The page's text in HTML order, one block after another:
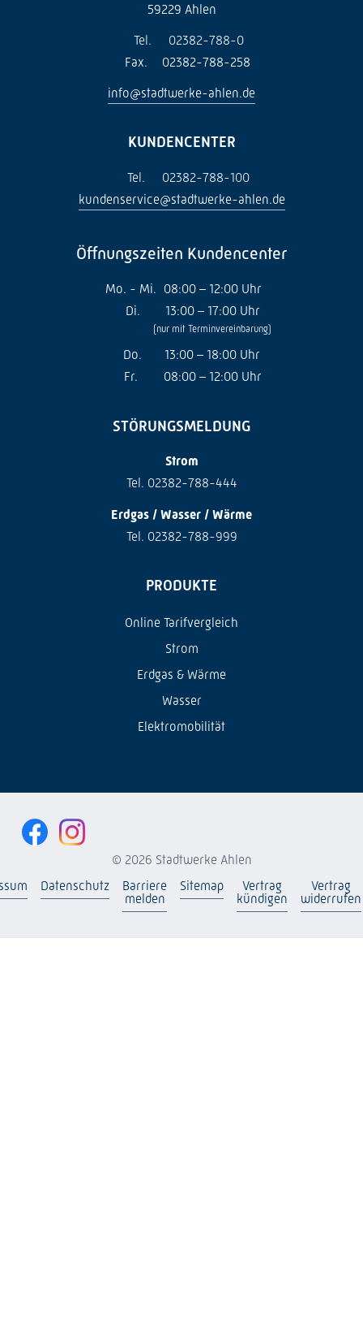
59229 Ahlen
Tel.
02382-788-0
Fax.
02382-788-258
info@stadtwerke-ahlen.de
KUNDENCENTER
Tel.
02382-788-100
kundenservice@stadtwerke-ahlen.de
Öffnungszeiten Kundencenter
Mo. - Mi. 08:00 – 12:00 Uhr
Di.
13:00 – 17:00 Uhr
(nur mit Terminvereinbarung)
Do.
13:00 – 18:00 Uhr
Fr.
08:00 – 12:00 Uhr
STÖRUNGSMELDUNG
Strom
Tel. 02382-788-444
Erdgas / Wasser / Wärme
Tel. 02382-788-999
PRODUKTE
Online Tarifvergleich
Strom
Erdgas & Wärme
Wasser
Elektromobilität
© 2026 Stadtwerke Ahlen
Datenschutz
Barriere
melden
Sitemap
Vertrag
kündigen
Vertrag
widerrufen